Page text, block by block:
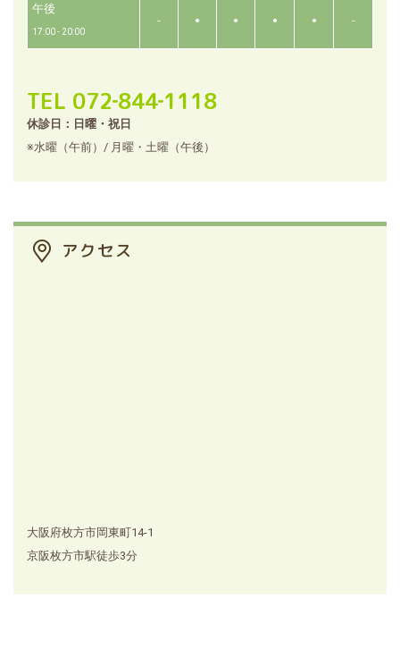
午後
17:00 - 20:00
- ● ● ● ● -
TEL 072‐844‐1118
休診日：日曜・祝日
※水曜（午前）/ 月曜・土曜（午後）
大阪府枚方市岡東町14-1
京阪枚方市駅徒歩3分